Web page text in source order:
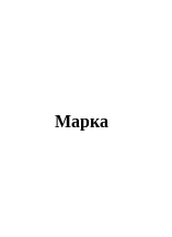
Марка